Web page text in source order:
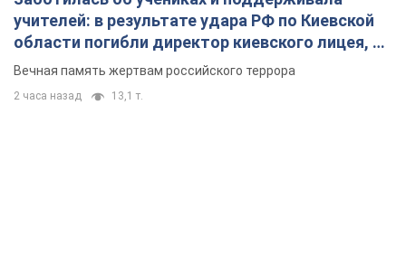
учителей: в результате удара РФ по Киевской
области погибли директор киевского лицея, её
муж и внук
Вечная память жертвам российского террора
2 часа назад 13,1 т.